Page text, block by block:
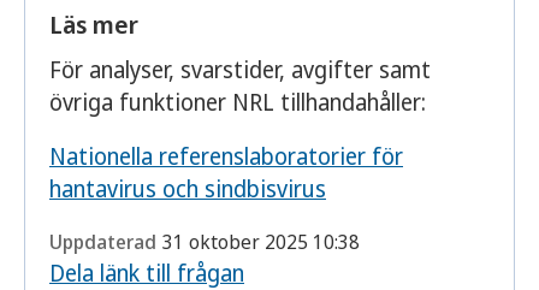
Läs mer
För analyser, svarstider, avgifter samt
övriga funktioner NRL tillhandahåller:
Nationella referenslaboratorier för
hantavirus och sindbisvirus
Uppdaterad 31 oktober 2025 10:38
Dela länk till frågan